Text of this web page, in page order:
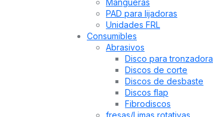
Mangueras
PAD para lijadoras
Unidades FRL
Consumibles
Abrasivos
Disco para tronzadora
Discos de corte
Discos de desbaste
Discos flap
Fibrodiscos